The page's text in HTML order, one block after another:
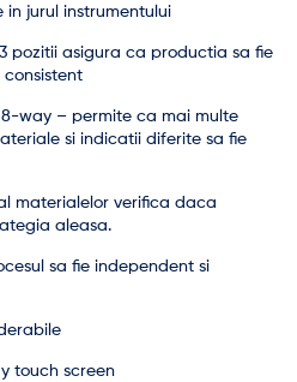
in jurul instrumentului
pozitii asigura ca productia sa fie
way – permite ca mai multe
si indicatii diferite sa fie
materialelor verifica daca
aleasa.
sa fie independent si
touch screen